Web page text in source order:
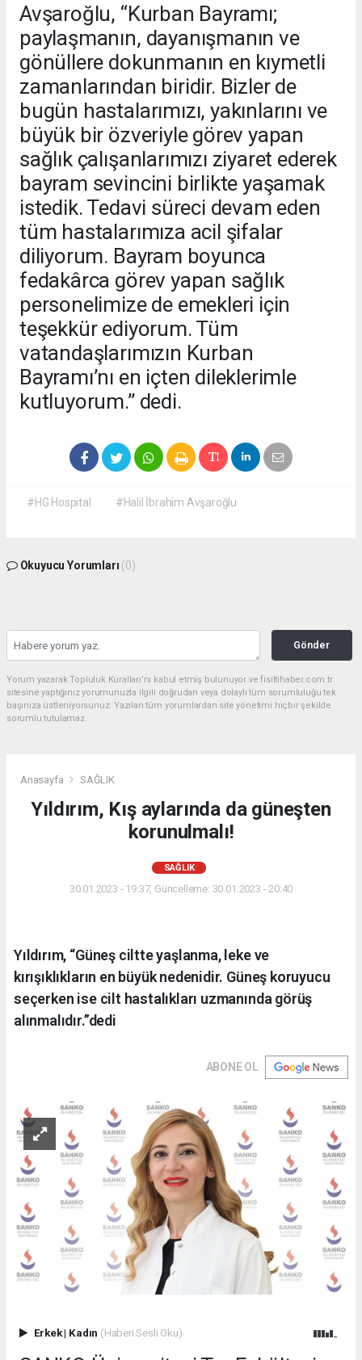
Avşaroğlu, “Kurban Bayramı;
paylaşmanın, dayanışmanın ve
gönüllere dokunmanın en kıymetli
zamanlarından biridir. Bizler de
bugün hastalarımızı, yakınlarını ve
büyük bir özveriyle görev yapan
sağlık çalışanlarımızı ziyaret ederek
bayram sevincini birlikte yaşamak
istedik. Tedavi süreci devam eden
tüm hastalarımıza acil şifalar
diliyorum. Bayram boyunca
fedakârca görev yapan sağlık
personelimize de emekleri için
teşekkür ediyorum. Tüm
vatandaşlarımızın Kurban
Bayramı’nı en içten dileklerimle
kutluyorum.” dedi.
#HG Hospital #Halil İbrahim Avşaroğlu
Okuyucu Yorumları (0)
Gönder
Yorum yazarak Topluluk Kuralları’nı kabul etmiş bulunuyor ve fisiltihaber.com.tr
sitesine yaptığınız yorumunuzla ilgili doğrudan veya dolaylı tüm sorumluluğu tek
başınıza üstleniyorsunuz. Yazılan tüm yorumlardan site yönetimi hiçbir şekilde
sorumlu tutulamaz.
Anasayfa SAĞLIK
Yıldırım, Kış aylarında da güneşten
korunulmalı!
SAĞLIK
30.01.2023 - 19:37, Güncelleme: 30.01.2023 - 20:40
Yıldırım, “Güneş ciltte yaşlanma, leke ve
kırışıklıkların en büyük nedenidir. Güneş koruyucu
seçerken ise cilt hastalıkları uzmanında görüş
alınmalıdır.”dedi
ABONE OL
Erkek| Kadın (Haberi Sesli Oku)